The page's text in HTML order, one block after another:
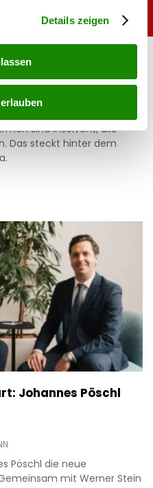
Details zeigen
Millionär
sind insolvent, alle
Das steckt hinter dem
Johannes Pöschl
Pöschl die neue
mit Werner Stein